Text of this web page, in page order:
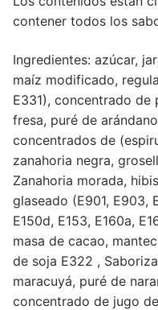
contener todos los
Ingredientes: azúcar,
maíz modificado,
E331), concentrado
fresa, puré de
concentrados de
zanahoria negra,
Zanahoria morada,
glaseado (E901, E903,
E150d, E153, E160a,
masa de cacao,
de soja E322 ,
maracuyá, puré de
concentrado de jugo